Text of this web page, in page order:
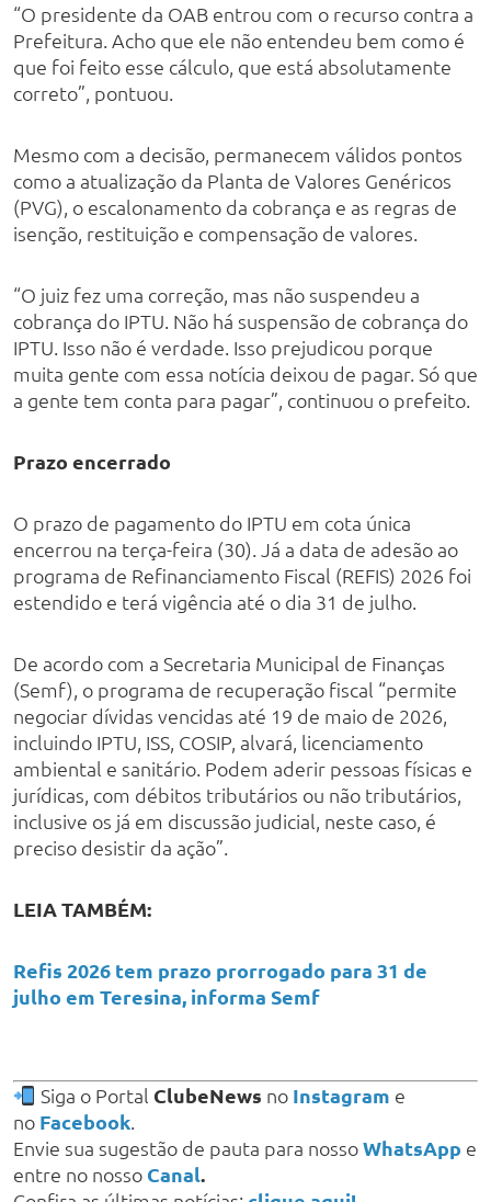
“O presidente da OAB entrou com o recurso contra a
Prefeitura. Acho que ele não entendeu bem como é
que foi feito esse cálculo, que está absolutamente
correto”, pontuou.
Mesmo com a decisão, permanecem válidos pontos
como a atualização da Planta de Valores Genéricos
(PVG), o escalonamento da cobrança e as regras de
isenção, restituição e compensação de valores.
“O juiz fez uma correção, mas não suspendeu a
cobrança do IPTU. Não há suspensão de cobrança do
IPTU. Isso não é verdade. Isso prejudicou porque
muita gente com essa notícia deixou de pagar. Só que
a gente tem conta para pagar”, continuou o prefeito.
Prazo encerrado
O prazo de pagamento do IPTU em cota única
encerrou na terça-feira (30). Já a data de adesão ao
programa de Refinanciamento Fiscal (REFIS) 2026 foi
estendido e terá vigência até o dia 31 de julho.
De acordo com a Secretaria Municipal de Finanças
(Semf), o programa de recuperação fiscal “permite
negociar dívidas vencidas até 19 de maio de 2026,
incluindo IPTU, ISS, COSIP, alvará, licenciamento
ambiental e sanitário. Podem aderir pessoas físicas e
jurídicas, com débitos tributários ou não tributários,
inclusive os já em discussão judicial, neste caso, é
preciso desistir da ação”.
LEIA TAMBÉM:
Refis 2026 tem prazo prorrogado para 31 de
julho em Teresina, informa Semf
Siga o Portal ClubeNews no Instagram e
no Facebook.
Envie sua sugestão de pauta para nossoWhatsApp e
entre no nosso Canal.